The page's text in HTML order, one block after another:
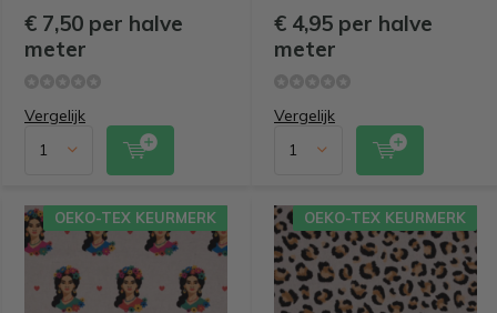
€ 7,50 per halve
meter
Vergelijk
€ 4,95 per halve
meter
Vergelijk
OEKO-TEX KEURMERK OEKO-TEX KEURMERK